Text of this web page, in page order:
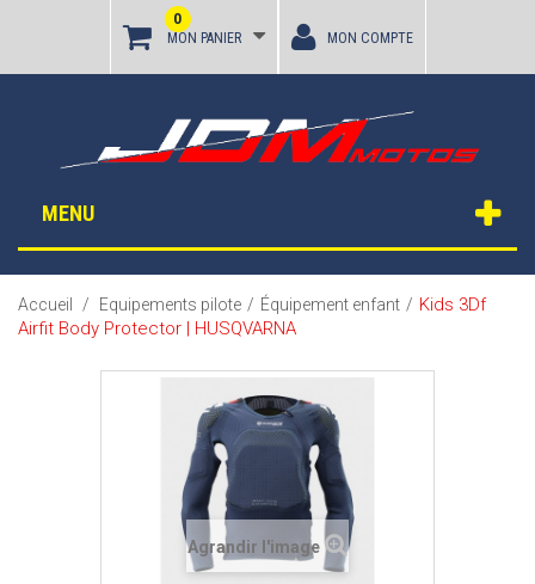
MON PANIER
0
MON COMPTE
MENU
Accueil / Equipements pilote / Équipement enfant / Kids 3Df
Airfit Body Protector | HUSQVARNA
Agrandir l'image